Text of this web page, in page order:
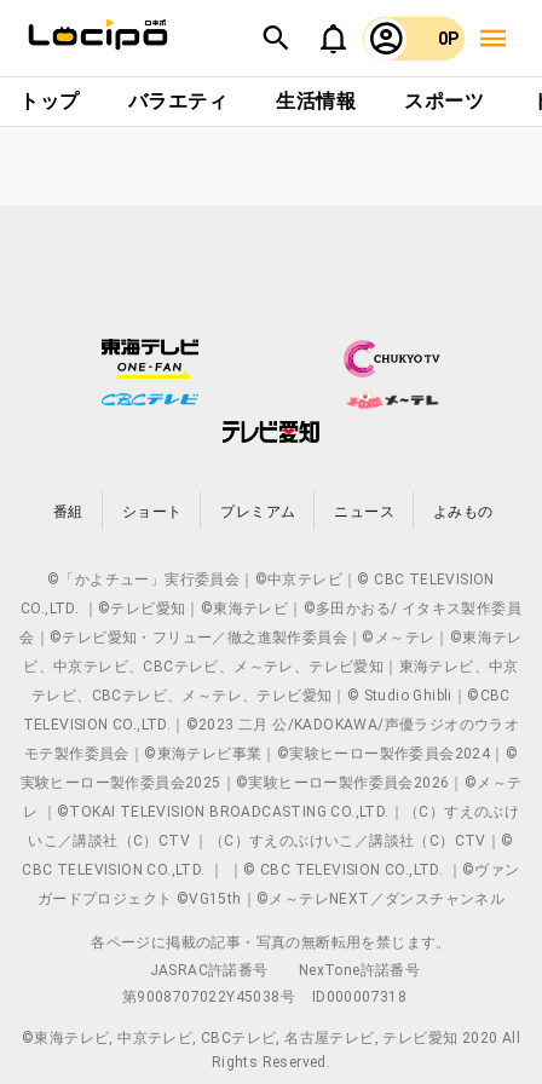
0P
トップ バラエティ 生活情報 スポーツ
番組 ショート プレミアム ニュース よみもの
©「かよチュー」実行委員会｜©中京テレビ｜© CBC TELEVISION
CO.,LTD. ｜©テレビ愛知｜©東海テレビ｜©多田かおる/ イタキス製作委員
会｜©テレビ愛知・フリュー／徹之進製作委員会｜©メ～テレ｜©東海テレ
ビ、中京テレビ、CBCテレビ、メ～テレ、テレビ愛知｜東海テレビ、中京
テレビ、CBCテレビ、メ～テレ、テレビ愛知｜© Studio Ghibli｜©CBC
TELEVISION CO.,LTD.｜©2023 二月 公/KADOKAWA/声優ラジオのウラオ
モテ製作委員会｜©東海テレビ事業｜©実験ヒーロー製作委員会2024｜©
実験ヒーロー製作委員会2025｜©実験ヒーロー製作委員会2026｜©メ～テ
レ ｜©TOKAI TELEVISION BROADCASTING CO.,LTD.｜（C）すえのぶけ
いこ／講談社（C）CTV ｜（C）すえのぶけいこ／講談社（C）CTV｜©
CBC TELEVISION CO.,LTD. ｜ ｜© CBC TELEVISION CO.,LTD. ｜©ヴァン
ガードプロジェクト ©VG15th｜©メ～テレNEXT／ダンスチャンネル
各ページに掲載の記事・写真の無断転用を禁じます。
JASRAC許諾番号
NexTone許諾番号
第9008707022Y45038号
ID000007318
©東海テレビ, 中京テレビ, CBCテレビ, 名古屋テレビ, テレビ愛知 2020 All
Rights Reserved.